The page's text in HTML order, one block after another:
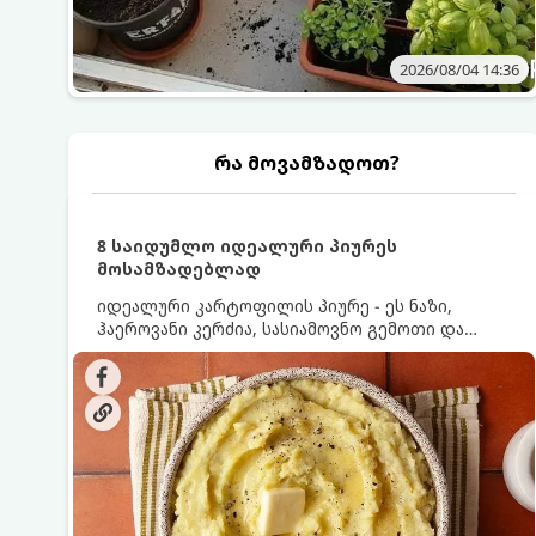
2026/08/04 14:36
რა მოვამზადოთ?
8 საიდუმლო იდეალური პიურეს
მოსამზადებლად
იდეალური კარტოფილის პიურე - ეს ნაზი,
ჰაეროვანი კერძია, სასიამოვნო გემოთი და
ნაღების-მოყვითალო ფერით. მისი მომზადება
ძალიან მარტივია, მაგრამ არსებობს რამდენიმე
საიდუმლო, რომლებიც უნდა იცოდეთ, რომ
პიურე იდეალურად გემრიელი გამოვიდეს.